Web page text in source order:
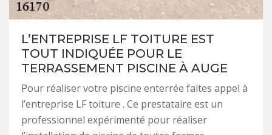
L’ENTREPRISE LF TOITURE EST
TOUT INDIQUÉE POUR LE
TERRASSEMENT PISCINE À AUGE
Pour réaliser votre piscine enterrée faites appel à
l’entreprise LF toiture . Ce prestataire est un
professionnel expérimenté pour réaliser